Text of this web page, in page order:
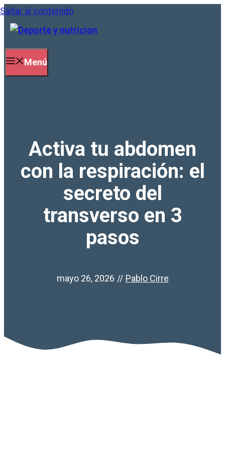
Saltar al contenido
Menú
Activa tu abdomen
con la respiración: el
secreto del
transverso en 3
pasos
mayo 26, 2026 // Pablo Cirre